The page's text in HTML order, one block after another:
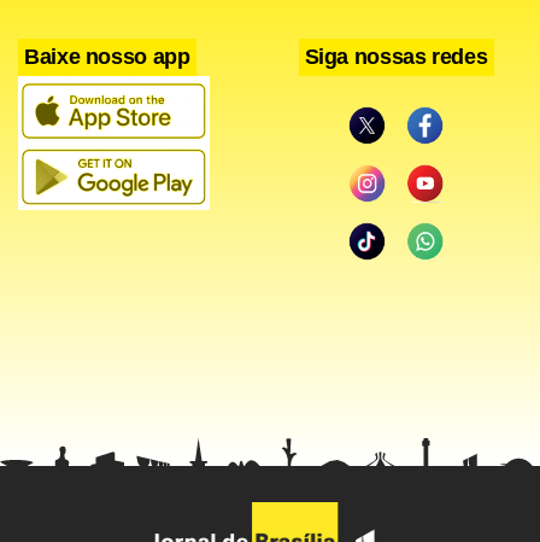
“O contexto então desvendado permite que se infira, ao
menos em juízo de cautelaridade, que Rogério Santos de
Araújo e Márcio Faria da Silva exerciam papel fundamental
no esquema de cartelização de contratos (não somente da
tendentes a dificultar a sua colheita”, afirmou.
Para Gebran Neto, a soltura dos réus colocaria em risco a
Baixe nosso app Siga nossas redes